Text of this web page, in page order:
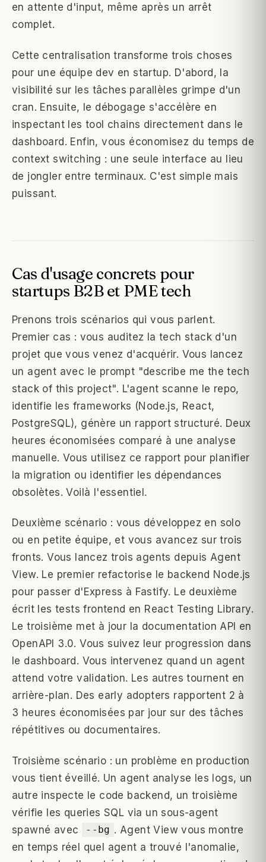
en attente d'input, même après un arrêt
complet.
Cette centralisation transforme trois choses
pour une équipe dev en startup. D'abord, la
visibilité sur les tâches parallèles grimpe d'un
cran. Ensuite, le débogage s'accélère en
inspectant les tool chains directement dans le
dashboard. Enfin, vous économisez du temps de
context switching : une seule interface au lieu
de jongler entre terminaux. C'est simple mais
puissant.
Cas d'usage concrets pour
startups B2B et PME tech
Prenons trois scénarios qui vous parlent.
Premier cas : vous auditez la tech stack d'un
projet que vous venez d'acquérir. Vous lancez
un agent avec le prompt "describe me the tech
stack of this project". L'agent scanne le repo,
identifie les frameworks (Node.js, React,
PostgreSQL), génère un rapport structuré. Deux
heures économisées comparé à une analyse
manuelle. Vous utilisez ce rapport pour planifier
la migration ou identifier les dépendances
obsolètes. Voilà l'essentiel.
Deuxième scénario : vous développez en solo
ou en petite équipe, et vous avancez sur trois
fronts. Vous lancez trois agents depuis Agent
View. Le premier refactorise le backend Node.js
pour passer d'Express à Fastify. Le deuxième
écrit les tests frontend en React Testing Library.
Le troisième met à jour la documentation API en
OpenAPI 3.0. Vous suivez leur progression dans
le dashboard. Vous intervenez quand un agent
attend votre validation. Les autres tournent en
arrière-plan. Des early adopters rapportent 2 à
3 heures économisées par jour sur des tâches
répétitives ou documentaires.
Troisième scénario : un problème en production
vous tient éveillé. Un agent analyse les logs, un
autre inspecte le code backend, un troisième
vérifie les queries SQL via un sous-agent
spawné avec
--bg . Agent View vous montre
en temps réel quel agent a trouvé l'anomalie,